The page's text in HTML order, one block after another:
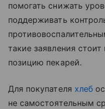
помогать снижать
поддерживать
такие заявления
позицию пекарей.
Для покупателя хлеб
не самостоятельным